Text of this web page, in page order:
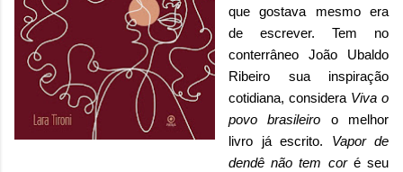
que gostava mesmo era
de escrever. Tem no
conterrâneo João Ubaldo
Ribeiro sua inspiração
cotidiana, considera Viva o
povo brasileiro o melhor
livro já escrito. Vapor de
dendê não tem coré seu